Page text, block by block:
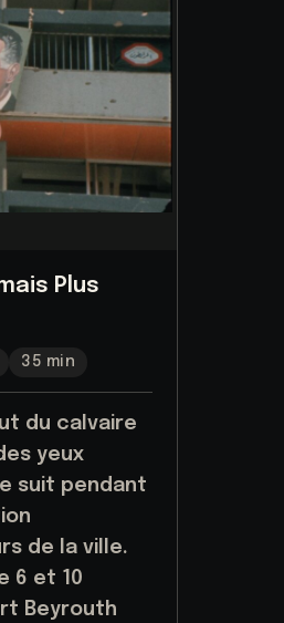
Plus
35 min
du calvaire
yeux
suit pendant
de la ville.
6 et 10
Beyrouth